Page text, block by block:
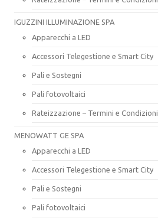
IGUZZINI ILLUMINAZIONE SPA
Apparecchi a LED
Accessori Telegestione e Smart City
Pali e Sostegni
Pali fotovoltaici
Rateizzazione – Termini e Condizioni
MENOWATT GE SPA
Apparecchi a LED
Accessori Telegestione e Smart City
Pali e Sostegni
Pali fotovoltaici